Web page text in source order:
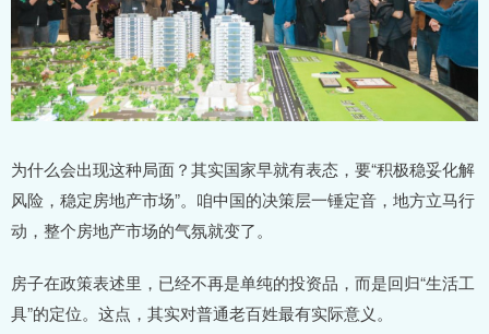
为什么会出现这种局面？其实国家早就有表态，要“积极稳妥化解
风险，稳定房地产市场”。咱中国的决策层一锤定音，地方立马行
动，整个房地产市场的气氛就变了。
房子在政策表述里，已经不再是单纯的投资品，而是回归“生活工
具”的定位。这点，其实对普通老百姓最有实际意义。